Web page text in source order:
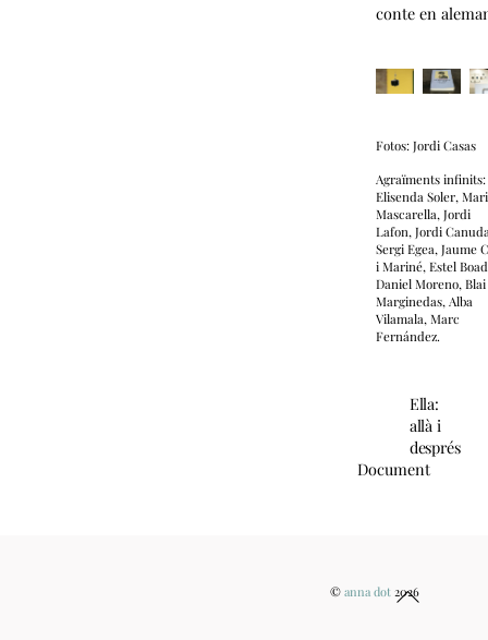
conte en
Fotos: Jordi Casas
Agraïments infinits:
Elisenda Soler,
Mascarella, Jordi
Lafon, Jordi
Sergi Egea, Jaume
i Mariné, Estel
Daniel Moreno, Blai
Marginedas, Alba
Vilamala, Marc
Fernández.
Ella:
allà i
després
Document
Back
© anna dot2026